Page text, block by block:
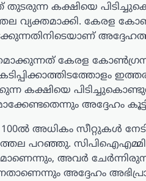
കക്ഷിയെ
വ്യക്തമാക്കി. കേരള
കേരള
കക്ഷിയെ
അദ്ദേഹം
അധികം സീറ്റുകൾ
പറഞ്ഞു.
അവർ ചേർന്നിരുന്ന
അദ്ദേഹം
മൂന്ന് മാസത്തേക്ക്
ചെയ്തു. മദ്യപിച്ച്
സൃഷ്ടിക്കുന്ന
,ദേശീയം,വാർത്തകൾ
വമ്പൻ
94 എണ്ണം
നിർമ്മിക്കും
ഓഗസ്റ്റ്‌ 8, 2026